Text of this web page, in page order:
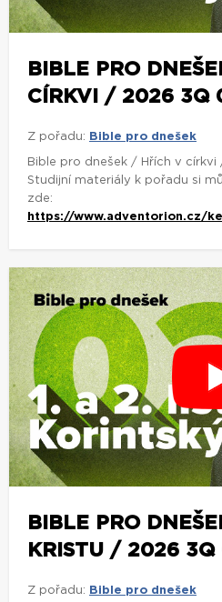
BIBLE PRO
CÍRKVI / 2026 3Q
Z pořadu: Bible pro dnešek
Bible pro dnešek / Hřích v
Studijní materiály k pořadu si
zde:
https://www.adventorion.cz/
BIBLE PRO
KRISTU / 2026 3Q
Z pořadu: Bible pro dnešek